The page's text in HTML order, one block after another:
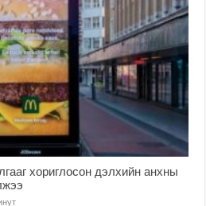
хориглосон дэлхийн анхны